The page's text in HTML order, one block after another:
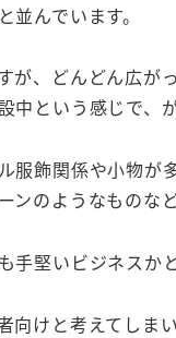
んでいます。
、どんどん広が
という感じで、
飾関係や小物が
のようなものな
堅いビジネスか
けと考えてしま